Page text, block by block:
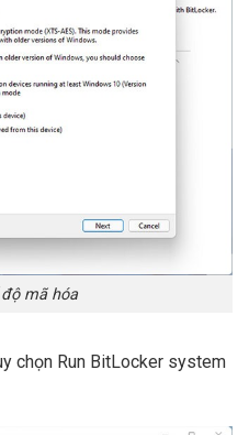
mã hóa
chọn Run BitLocker system